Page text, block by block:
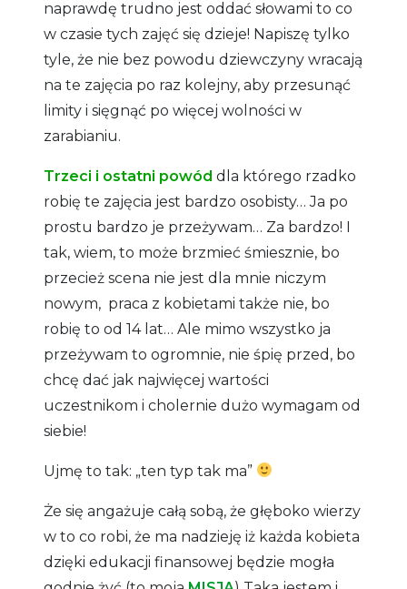
naprawdę trudno jest oddać słowami to co
w czasie tych zajęć się dzieje! Napiszę tylko
tyle, że nie bez powodu dziewczyny wracają
na te zajęcia po raz kolejny, aby przesunąć
limity i sięgnąć po więcej wolności w
zarabianiu.
Trzeci i ostatni powód dla którego rzadko
robię te zajęcia jest bardzo osobisty… Ja po
prostu bardzo je przeżywam… Za bardzo! I
tak, wiem, to może brzmieć śmiesznie, bo
przecież scena nie jest dla mnie niczym
nowym, praca z kobietami także nie, bo
robię to od 14 lat… Ale mimo wszystko ja
przeżywam to ogromnie, nie śpię przed, bo
chcę dać jak najwięcej wartości
uczestnikom i cholernie dużo wymagam od
siebie!
Ujmę to tak: „ten typ tak ma”
Że się angażuje całą sobą, że głęboko wierzy
w to co robi, że ma nadzieję iż każda kobieta
dzięki edukacji finansowej będzie mogła